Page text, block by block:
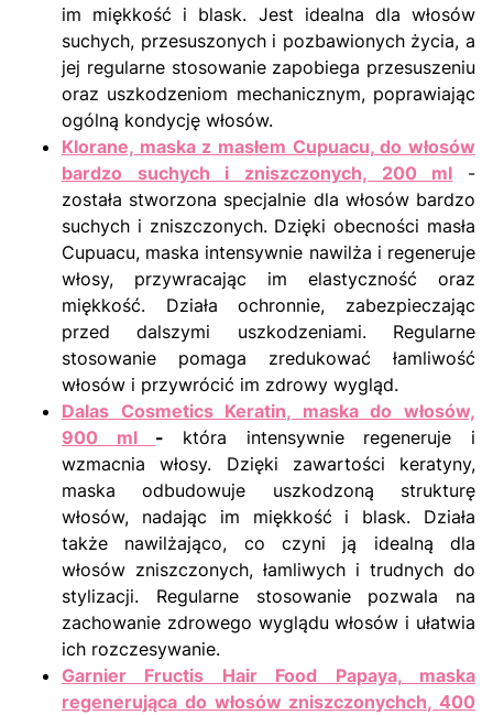
im miękkość i blask. Jest idealna dla włosów
suchych, przesuszonych i pozbawionych życia, a
jej regularne stosowanie zapobiega przesuszeniu
oraz uszkodzeniom mechanicznym, poprawiając
ogólną kondycję włosów.
Klorane, maska z masłem Cupuacu, do włosów
bardzo suchych i zniszczonych, 200 ml
-
została stworzona specjalnie dla włosów bardzo
suchych i zniszczonych. Dzięki obecności masła
Cupuacu, maska intensywnie nawilża i regeneruje
włosy, przywracając im elastyczność oraz
miękkość. Działa ochronnie, zabezpieczając
przed dalszymi uszkodzeniami. Regularne
stosowanie pomaga zredukować łamliwość
włosów i przywrócić im zdrowy wygląd.
Dalas Cosmetics Keratin, maska do włosów,
900 ml - która intensywnie regeneruje i
wzmacnia włosy. Dzięki zawartości keratyny,
maska odbudowuje uszkodzoną strukturę
włosów, nadając im miękkość i blask. Działa
także nawilżająco, co czyni ją idealną dla
włosów zniszczonych, łamliwych i trudnych do
stylizacji. Regularne stosowanie pozwala na
zachowanie zdrowego wyglądu włosów i ułatwia
ich rozczesywanie.
Garnier Fructis Hair Food Papaya, maska
regenerująca do włosów zniszczonychch, 400